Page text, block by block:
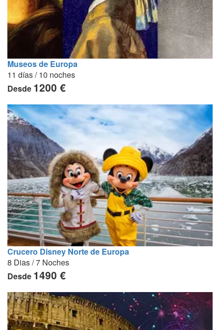
Museos de Europa
11 días / 10 noches
Desde 1200 €
Crucero Disney Norte de Europa
8 Dias / 7 Noches
Desde 1490 €